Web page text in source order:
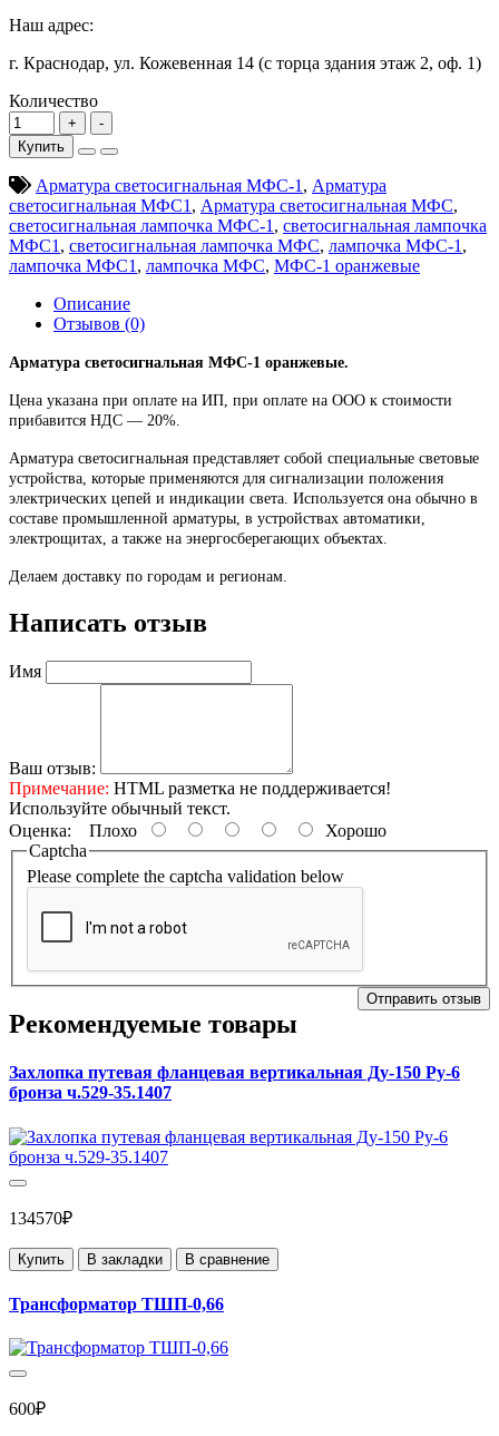
Наш адрес:
г. Краснодар, ул. Кожевенная 14 (с торца здания этаж 2, оф. 1)
Количество
Купить
Арматура светосигнальная МФС-1 , Арматура
светосигнальная МФС1 , Арматура светосигнальная МФС,
светосигнальная лампочка МФС-1 , светосигнальная лампочка
МФС1 , светосигнальная лампочка МФС, лампочка МФС-1 ,
лампочка МФС1 , лампочка МФС, МФС-1 оранжевые
Описание
Отзывов (0)
Арматура светосигнальная МФС-1 оранжевые.
Цена указана при оплате на ИП, при оплате на ООО к стоимости
прибавится НДС ― 20%.
Арматура светосигнальная представляет собой специальные световые
устройства, которые применяются для сигнализации положения
электрических цепей и индикации света. Используется она обычно в
составе промышленной арматуры, в устройствах автоматики,
электрощитах, а также на энергосберегающих объектах.
Делаем доставку по городам и регионам.
Написать отзыв
Имя
Ваш отзыв:
Примечание: HTML разметка не поддерживается!
Используйте обычный текст.
Оценка: Плохо
Хорошо
Captcha
Please complete the captcha validation below
Отправить отзыв
Рекомендуемые товары
Захлопка путевая фланцевая вертикальная Ду-150 Ру-6
бронза ч.529-35.1407
134570₽
Купить В закладки В сравнение
Трансформатор ТШП-0,66
600₽